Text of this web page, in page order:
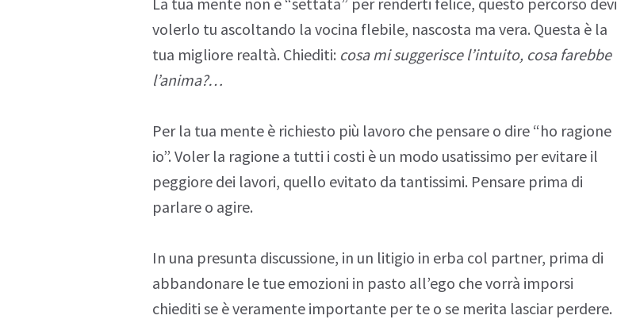
volerlo tu ascoltando la vocina flebile, nascosta ma vera. Questa è la
tua migliore realtà. Chiediti: cosa mi suggerisce l’intuito, cosa farebbe
l’anima?…
Per la tua mente è richiesto più lavoro che pensare o dire “ho ragione
io”. Voler la ragione a tutti i costi è un modo usatissimo per evitare il
peggiore dei lavori, quello evitato da tantissimi. Pensare prima di
parlare o agire.
In una presunta discussione, in un litigio in erba col partner, prima di
abbandonare le tue emozioni in pasto all’ego che vorrà imporsi
chiediti se è veramente importante per te o se merita lasciar perdere.